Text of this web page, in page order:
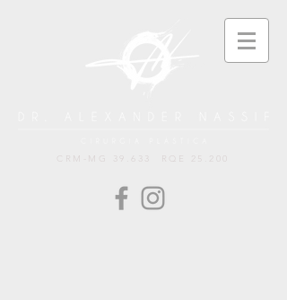
CRM-MG 39.633 RQE 25.200